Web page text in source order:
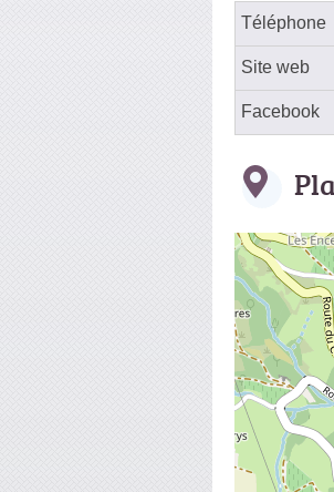
Téléphone
Site web
Facebook